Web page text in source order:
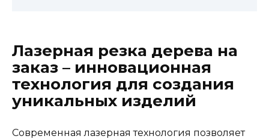
Лазерная резка дерева на
заказ – инновационная
технология для создания
уникальных изделий
Современная лазерная технология позволяет